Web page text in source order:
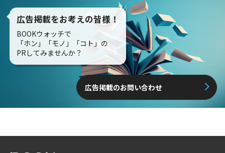
広告掲載をお考えの皆様！
BOOKウォッチで
「ホン」「モノ」「コト」の
PRしてみませんか？
広告掲載のお問い合わせ